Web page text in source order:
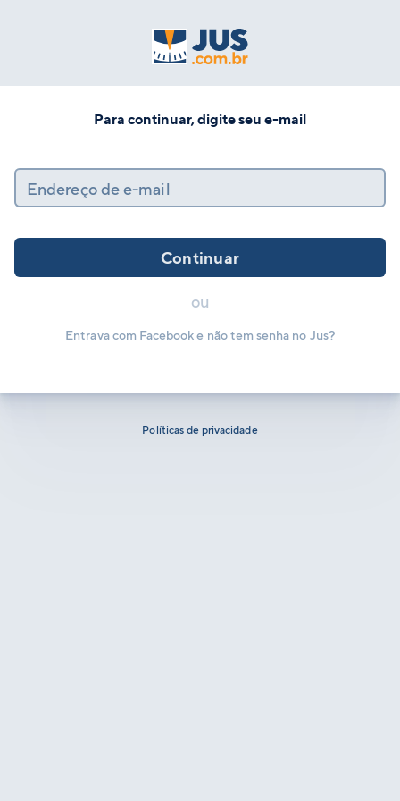
Para continuar, digite seu e-mail
Endereço de e-mail
Continuar
ou
Entrava com Facebook e não tem senha no Jus?
Políticas de privacidade